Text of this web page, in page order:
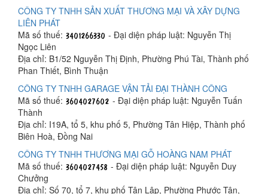
CÔNG TY TNHH SẢN XUẤT THƯƠNG MẠI VÀ XÂY DỰNG
LIÊN PHÁT
Mã số thuế:
- Đại diện pháp luật: Nguyễn Thị
Ngọc Liên
Địa chỉ: B1/52 Nguyễn Thị Định, Phường Phú Tài, Thành phố
Phan Thiết, Bình Thuận
CÔNG TY TNHH GARAGE VẬN TẢI ĐẠI THÀNH CÔNG
Mã số thuế:
- Đại diện pháp luật: Nguyễn Tuấn
Thành
Địa chỉ: I19A, tổ 5, khu phố 5, Phường Tân Hiệp, Thành phố
Biên Hoà, Đồng Nai
CÔNG TY TNHH THƯƠNG MẠI GỖ HOÀNG NAM PHÁT
Mã số thuế:
- Đại diện pháp luật: Nguyễn Duy
Chưởng
Địa chỉ: Số 70, tổ 7, khu phố Tân Lập, Phường Phước Tân,